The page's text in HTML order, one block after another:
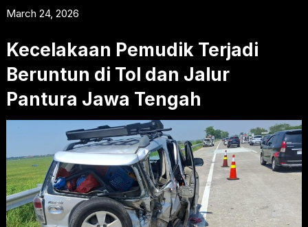
March 24, 2026
Kecelakaan Pemudik Terjadi
Beruntun di Tol dan Jalur
Pantura Jawa Tengah